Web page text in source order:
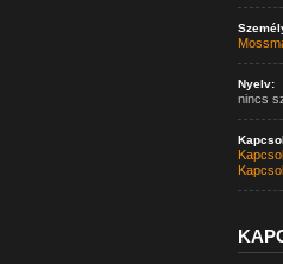
Nyelv:
nincs